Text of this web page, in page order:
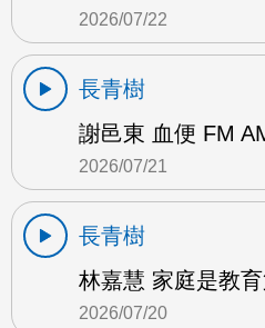
2026/07/22
長青樹
謝邑東 血便 FM
2026/07/21
長青樹
林嘉慧 家庭是教
2026/07/20